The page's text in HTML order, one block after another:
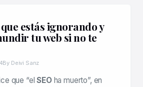
que estás ignorando y
tu web si no te
By Deivi Sanz
que “elSEOha muerto”, en